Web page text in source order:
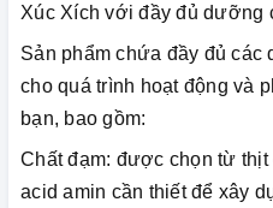
Xúc Xích với đầy đủ dưỡng
Sản phẩm chứa đầy đủ các
cho quá trình hoạt động và
bạn, bao gồm:
Chất đạm: được chọn từ
acid amin cần thiết để xây